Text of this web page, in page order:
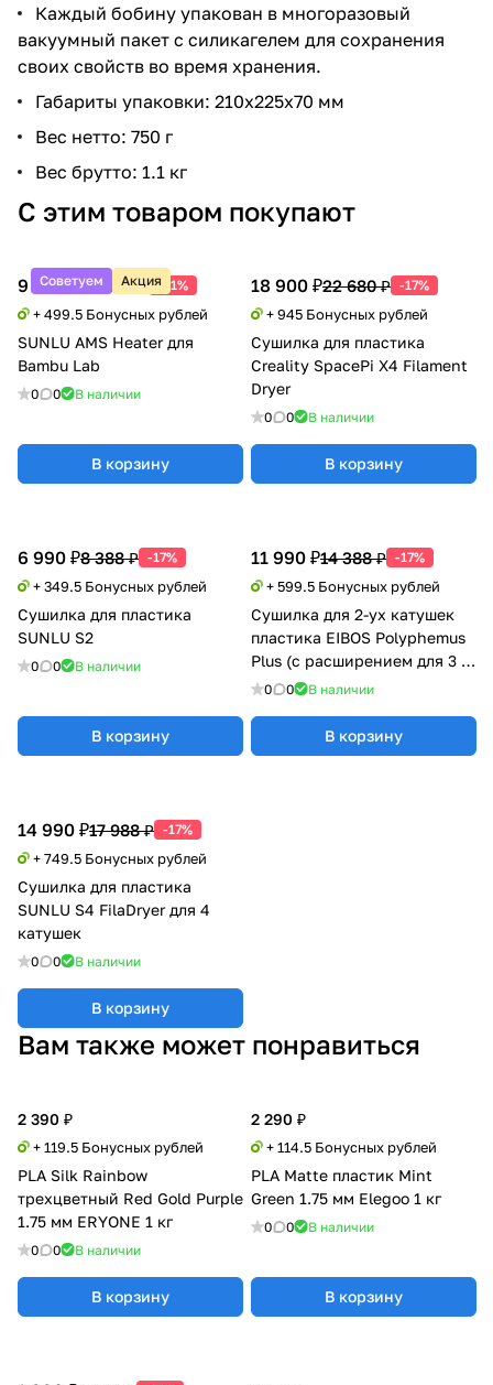
Каждый бобину упакован в многоразовый
вакуумный пакет с силикагелем для сохранения
своих свойств во время хранения.
Габариты упаковки: 210х225х70 мм
Вес нетто: 750 г
Вес брутто: 1.1 кг
С этим товаром покупают
Советуем Акция
9 990 ₽20 388 ₽ -51%
+ 499.5 Бонусных рублей
SUNLU AMS Heater для
Bambu Lab
0 0 В наличии
В корзину
18 900 ₽22 680 ₽ -17%
+ 945 Бонусных рублей
Сушилка для пластика
Creality SpacePi X4 Filament
Dryer
0 0 В наличии
В корзину
6 990 ₽8 388 ₽ -17%
+ 349.5 Бонусных рублей
Сушилка для пластика
SUNLU S2
0 0 В наличии
В корзину
11 990 ₽14 388 ₽ -17%
+ 599.5 Бонусных рублей
Сушилка для 2-ух катушек
пластика EIBOS Polyphemus
Plus (с расширением для 3 кг
катушки)
0 0 В наличии
В корзину
14 990 ₽17 988 ₽ -17%
+ 749.5 Бонусных рублей
Сушилка для пластика
SUNLU S4 FilaDryer для 4
катушек
0 0 В наличии
В корзину
Вам также может понравиться
2 390 ₽
+ 119.5 Бонусных рублей
PLA Silk Rainbow
трехцветный Red Gold Purple
1.75 мм ERYONE 1 кг
0 0 В наличии
В корзину
2 290 ₽
+ 114.5 Бонусных рублей
PLA Matte пластик Mint
Green 1.75 мм Elegoo 1 кг
0 0 В наличии
В корзину